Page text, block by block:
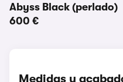
Abyss Black (perlado)
600 €
Medidas y